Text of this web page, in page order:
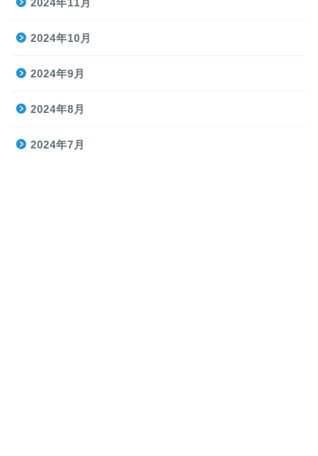
2024年11月
2024年10月
2024年9月
2024年8月
2024年7月